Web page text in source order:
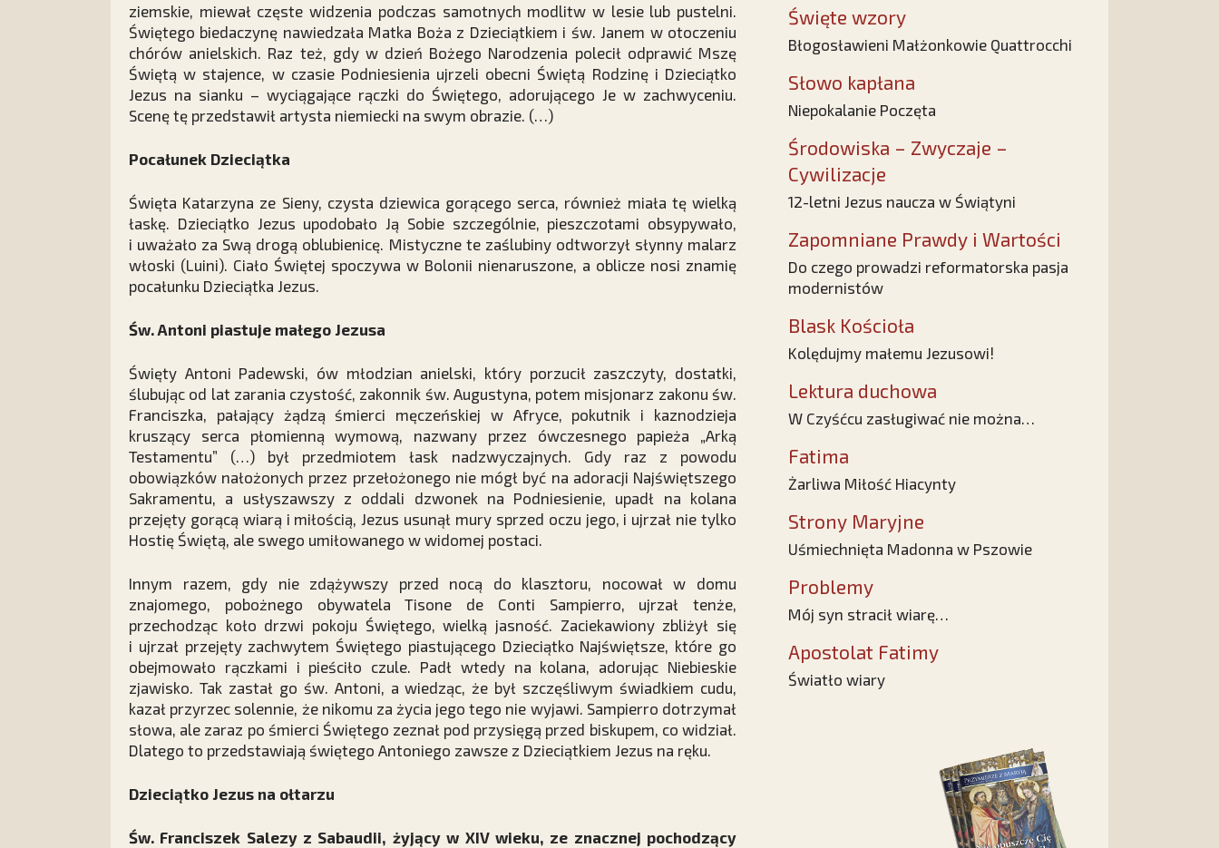
ziemskie, miewał częste widzenia podczas samotnych modlitw w lesie lub pustelni.
Świętego biedaczynę nawiedzała Matka Boża z Dzieciątkiem i św. Janem w otoczeniu
chórów anielskich. Raz też, gdy w dzień Bożego Narodzenia polecił odprawić Mszę
Świętą w stajence, w czasie Podniesienia ujrzeli obecni Świętą Rodzinę i Dzieciątko
Jezus na sianku – wyciągające rączki do Świętego, adorującego Je w zachwyceniu.
Scenę tę przedstawił artysta niemiecki na swym obrazie. (…)
Pocałunek Dzieciątka
Święta Katarzyna ze Sieny, czysta dziewica gorącego serca, również miała tę wielką
łaskę. Dzieciątko Jezus upodobało Ją Sobie szczególnie, pieszczotami obsypywało,
i uważało za Swą drogą oblubienicę. Mistyczne te zaślubiny odtworzył słynny malarz
włoski (Luini). Ciało Świętej spoczywa w Bolonii nienaruszone, a oblicze nosi znamię
pocałunku Dzieciątka Jezus.
Św. Antoni piastuje małego Jezusa
Święty Antoni Padewski, ów młodzian anielski, który porzucił zaszczyty, dostatki,
ślubując od lat zarania czystość, zakonnik św. Augustyna, potem misjonarz zakonu św.
Franciszka, pałający żądzą śmierci męczeńskiej w Afryce, pokutnik i kaznodzieja
kruszący serca płomienną wymową, nazwany przez ówczesnego papieża „Arką
Testamentu” (…) był przedmiotem łask nadzwyczajnych. Gdy raz z powodu
obowiązków nałożonych przez przełożonego nie mógł być na adoracji Najświętszego
Sakramentu, a usłyszawszy z oddali dzwonek na Podniesienie, upadł na kolana
przejęty gorącą wiarą i miłością, Jezus usunął mury sprzed oczu jego, i ujrzał nie tylko
Hostię Świętą, ale swego umiłowanego w widomej postaci.
Innym razem, gdy nie zdążywszy przed nocą do klasztoru, nocował w domu
znajomego, pobożnego obywatela Tisone de Conti Sampierro, ujrzał tenże,
przechodząc koło drzwi pokoju Świętego, wielką jasność. Zaciekawiony zbliżył się
i ujrzał przejęty zachwytem Świętego piastującego Dzieciątko Najświętsze, które go
obejmowało rączkami i pieściło czule. Padł wtedy na kolana, adorując Niebieskie
zjawisko. Tak zastał go św. Antoni, a wiedząc, że był szczęśliwym świadkiem cudu,
kazał przyrzec solennie, że nikomu za życia jego tego nie wyjawi. Sampierro dotrzymał
słowa, ale zaraz po śmierci Świętego zeznał pod przysięgą przed biskupem, co widział.
Dlatego to przedstawiają świętego Antoniego zawsze z Dzieciątkiem Jezus na ręku.
Dzieciątko Jezus na ołtarzu
Św. Franciszek Salezy z Sabaudii, żyjący w XIV wieku, ze znacznej pochodzący
Święte wzory
Błogosławieni Małżonkowie Quattrocchi
Słowo kapłana
Niepokalanie Poczęta
Środowiska – Zwyczaje –
Cywilizacje
12-letni Jezus naucza w Świątyni
Zapomniane Prawdy i Wartości
Do czego prowadzi reformatorska pasja
modernistów
Blask Kościoła
Kolędujmy małemu Jezusowi!
Lektura duchowa
W Czyśćcu zasługiwać nie można…
Fatima
Żarliwa Miłość Hiacynty
Strony Maryjne
Uśmiechnięta Madonna w Pszowie
Problemy
Mój syn stracił wiarę…
Apostolat Fatimy
Światło wiary